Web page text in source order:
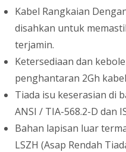
Kabel Rangkaian
disahkan untuk
terjamin.
Ketersediaan dan
penghantaran 2Gh
Tiada isu keserasian di
ANSI / TIA-568.2-D dan
Bahan lapisan luar
LSZH (Asap Rendah